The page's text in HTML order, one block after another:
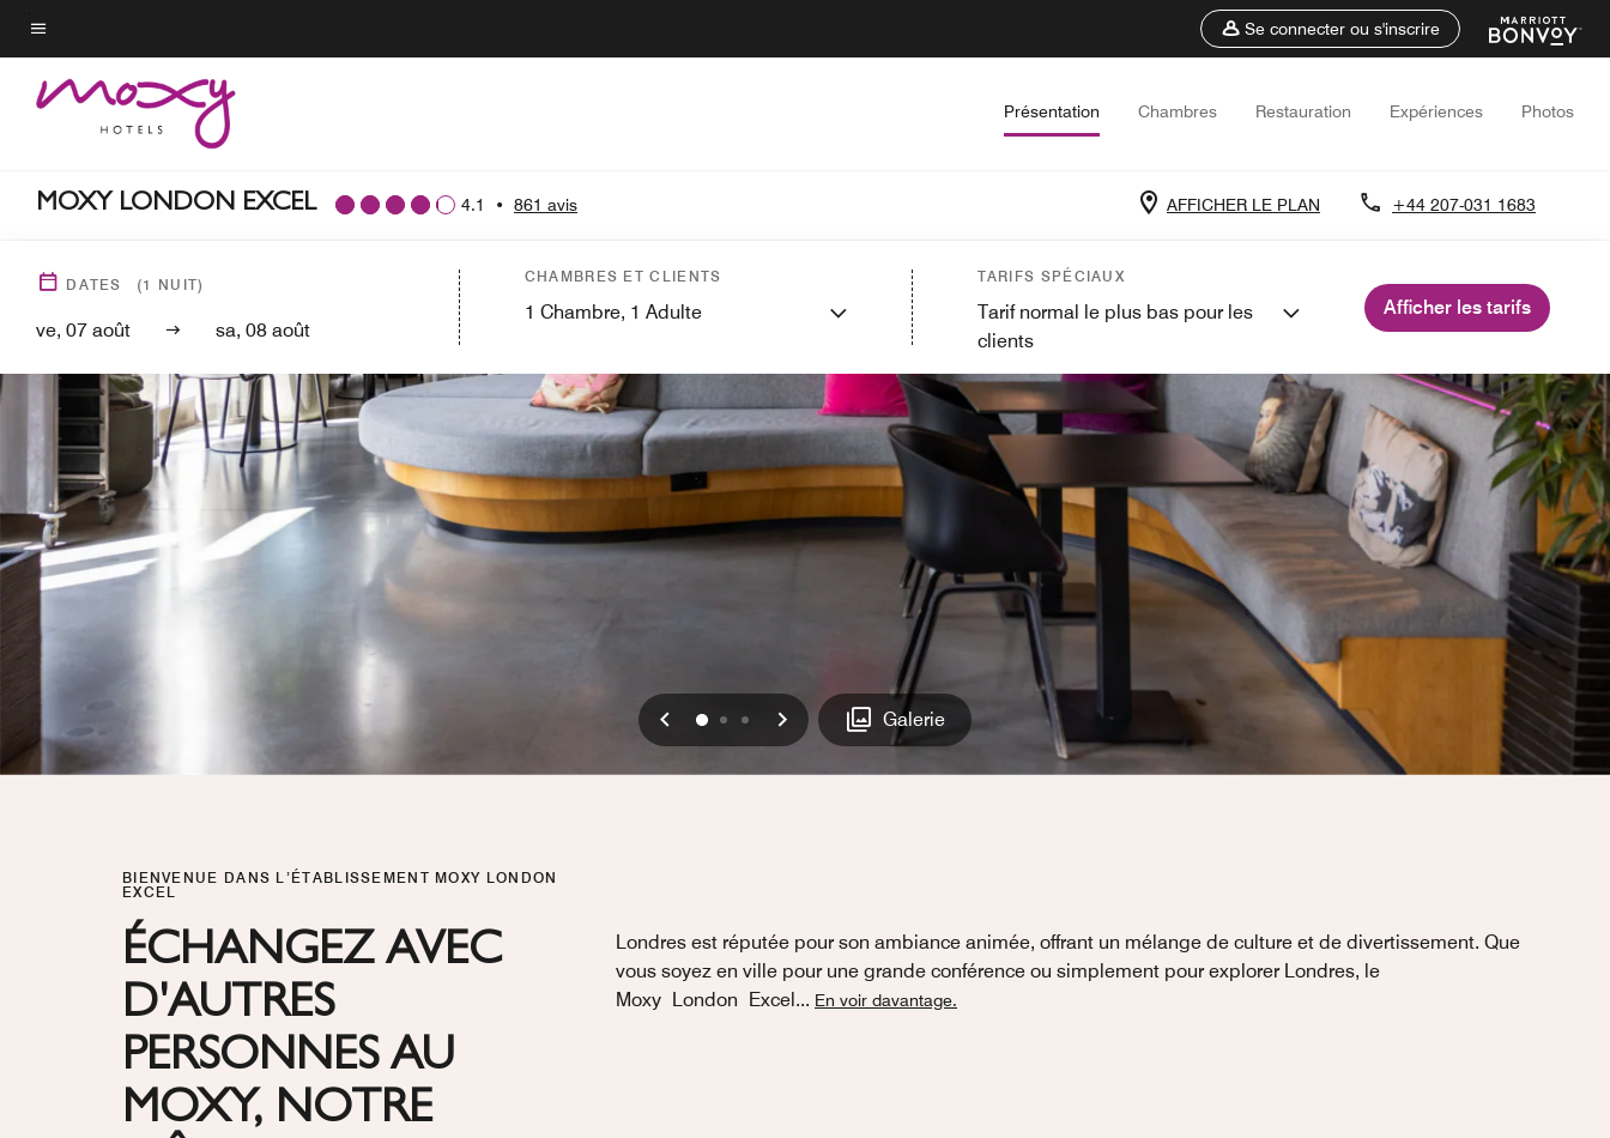
Skip
to
main
content
Texte du menu
Se connecter ou s'inscrire
Présentation Chambres Restauration Expériences Photos
MOXY LONDON EXCEL 4.1 • 861 avis AFFICHER LE PLAN +44 207-031 1683
DATES (1 NUIT)
ve, 07 août sa, 08 août
CHAMBRES ET CLIENTS
1 Chambre, 1 Adulte
TARIFS SPÉCIAUX
Tarif normal le plus bas pour les
clients
Afficher les tarifs
Précédent
0 1 2 Suivant Galerie
BIENVENUE DANS L’ÉTABLISSEMENT MOXY LONDON
EXCEL
ÉCHANGEZ AVEC
D'AUTRES
PERSONNES AU
MOXY, NOTRE
Londres est réputée pour son ambiance animée, offrant un mélange de culture et de divertissement. Que
vous soyez en ville pour une grande conférence ou simplement pour explorer Londres, le
Moxy London Excel... En voir davantage.